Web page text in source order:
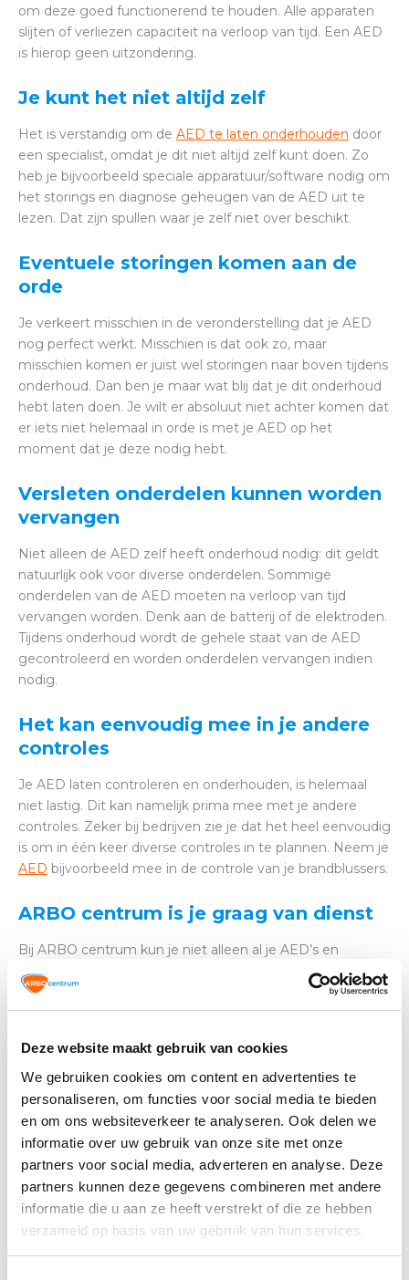
Deze website maakt gebruik van cookies
We gebruiken cookies om content en advertenties te
personaliseren, om functies voor social media te bieden
en om ons websiteverkeer te analyseren. Ook delen we
informatie over uw gebruik van onze site met onze
partners voor social media, adverteren en analyse. Deze
partners kunnen deze gegevens combineren met andere
informatie die u aan ze heeft verstrekt of die ze hebben
verzameld op basis van uw gebruik van hun services.
om deze goed functionerend te houden. Alle apparaten
slijten of verliezen capaciteit na verloop van tijd. Een AED
is hierop geen uitzondering.
Je kunt het niet altijd zelf
Het is verstandig om de AED te laten onderhouden door
een specialist, omdat je dit niet altijd zelf kunt doen. Zo
heb je bijvoorbeeld speciale apparatuur/software nodig om
het storings en diagnose geheugen van de AED uit te
lezen. Dat zijn spullen waar je zelf niet over beschikt.
Eventuele storingen komen aan de
orde
Je verkeert misschien in de veronderstelling dat je AED
nog perfect werkt. Misschien is dat ook zo, maar
misschien komen er juist wel storingen naar boven tijdens
onderhoud. Dan ben je maar wat blij dat je dit onderhoud
hebt laten doen. Je wilt er absoluut niet achter komen dat
er iets niet helemaal in orde is met je AED op het
moment dat je deze nodig hebt.
Versleten onderdelen kunnen worden
vervangen
Niet alleen de AED zelf heeft onderhoud nodig: dit geldt
natuurlijk ook voor diverse onderdelen. Sommige
onderdelen van de AED moeten na verloop van tijd
vervangen worden. Denk aan de batterij of de elektroden.
Tijdens onderhoud wordt de gehele staat van de AED
gecontroleerd en worden onderdelen vervangen indien
nodig.
Het kan eenvoudig mee in je andere
controles
Je AED laten controleren en onderhouden, is helemaal
niet lastig. Dit kan namelijk prima mee met je andere
controles. Zeker bij bedrijven zie je dat het heel eenvoudig
is om in één keer diverse controles in te plannen. Neem je
AED bijvoorbeeld mee in de controle van je brandblussers.
ARBO centrum is je graag van dienst
Bij ARBO centrum kun je niet alleen al je AED’s en
benodigdheden aanschaffen; wij zijn er ook voor het
onderhoud van je AED
. Wil je onderhoud laten uitvoeren?
Neem dan contact met ons op voor het inplannen van
Altijd op de hoogte blijven van de
laatste nieuwtjes, acties en meer?
Schrijf je in voor onze nieuwsbrief!
Abonneer